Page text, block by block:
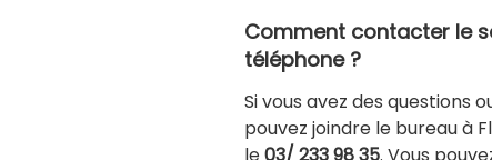
Comment contacter le
téléphone ?
Si vous avez des questions
pouvez joindre le bureau à
le03/ 233 98 35. Vous